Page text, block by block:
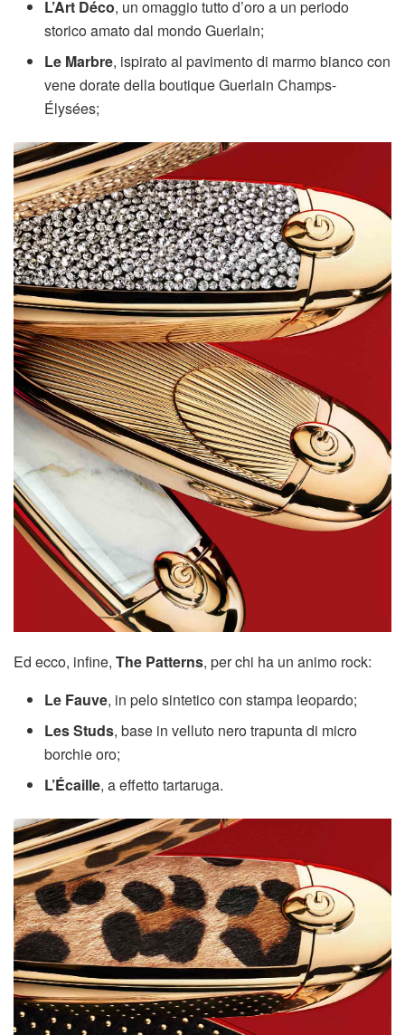
L’Art Déco, un omaggio tutto d’oro a un periodo
storico amato dal mondo Guerlain;
Le Marbre, ispirato al pavimento di marmo bianco con
vene dorate della boutique Guerlain Champs-
Élysées;
Ed ecco, infine, The Patterns, per chi ha un animo rock:
Le Fauve, in pelo sintetico con stampa leopardo;
Les Studs, base in velluto nero trapunta di micro
borchie oro;
L’Écaille, a effetto tartaruga.